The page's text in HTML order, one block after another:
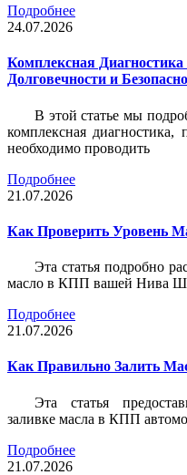
Подробнее
24.07.2026
Комплексная
Долговечности и
В этой статье мы
комплексная
необходимо проводить
Подробнее
21.07.2026
Как Проверить Уровень
Эта статья подробно
масло в КПП вашей Нива
Подробнее
21.07.2026
Как Правильно Залить
Эта статья
заливке масла в КПП
Подробнее
21.07.2026